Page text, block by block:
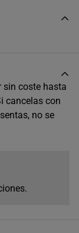
sin coste hasta
cancelas con
no se